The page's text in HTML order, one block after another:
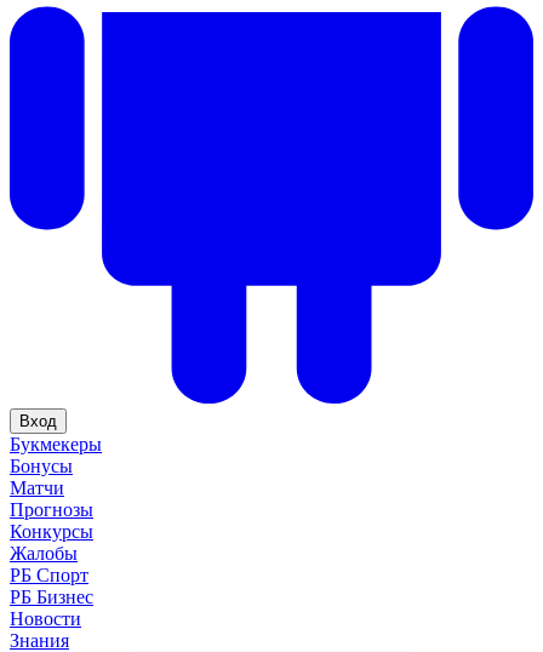
Вход
Букмекеры
Бонусы
Матчи
Прогнозы
Конкурсы
Жалобы
РБ Спорт
РБ Бизнес
Новости
Знания